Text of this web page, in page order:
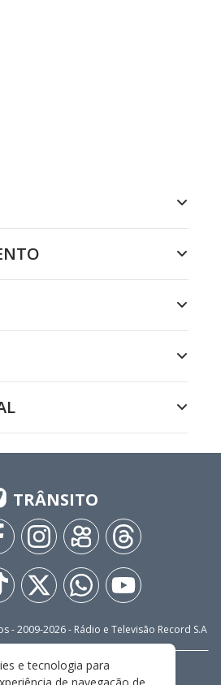
TRÂNSITO
- 2009-2026- Rádio e Televisão Record S.A
CONOSCO PRIVACIDADE
e tecnologia para